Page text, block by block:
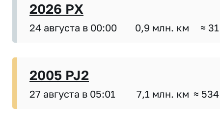
2026 PX
24 августа в 00:00 0,9 млн. км ≈
2005 PJ2
27 августа в 05:01 7,1 млн. км ≈